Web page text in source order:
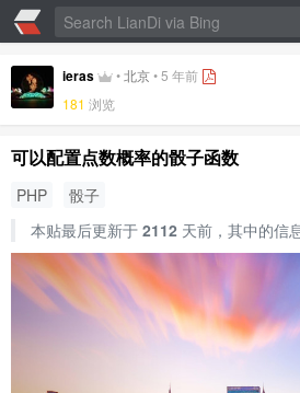
ieras •北京•5 年前
181 浏览
可以配置点数概率的骰子函数
PHP
骰子
本贴最后更新于 2112天前，其中的信